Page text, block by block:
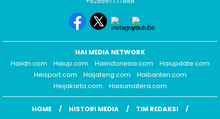
HAI MEDIA NETWORK
Haiidn.com
Haiup.com Haiindonesia.com
Haiupdate.com
Heisport.com
Haijateng.com
Haibanten.com
Heijakarta.com
Haisumatera.com
HOME HISTORI MEDIA
TIM REDAKSI